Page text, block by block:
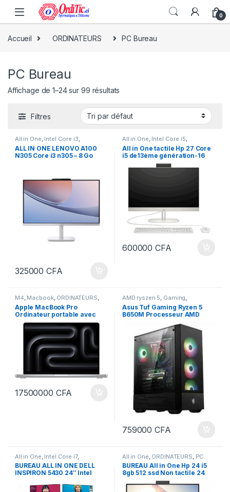
0
Accueil ORDINATEURS PC Bureau
PC Bureau
Affichage de 1–24 sur 99 résultats
Filtres
All in One, Intel Core i3,
ORDINATEURS ,PC Bureau
ALL IN ONE LENOVO A100
N305 Core i3 n305 – 8 Go
325000CFA
All in One, Intel Core i5,
ORDINATEURS ,PC Bureau
All in One tactile Hp 27 Core
i5 de13ème génération-16
Go DDR4 RAM-512 Go SSD-
Ecran Tactile-Couleur 27
600000CFA
M4 Macbook, ORDINATEURS
PC Bureau
Apple MacBook Pro
Ordinateur portable avec
puce M4 Pro, CPU 12 cœurs,
GPU 16 cœurs : Conçu pour
Apple Intelligence, écran
Liquid Retina XDR 14,2″, 24
Go de mémoire unifiée,
17500000 CFA
AMD ryszen 5 Gaming
ORDINATEURS PC Bureau
Asus Tuf Gaming Ryzen 5
B650M Processeur AMD
x6Cœurs 12Processeurs
32GB Ram DDR5, 2Terra SSD
Carte Graphique NVIDIA
GeForce RTX 4060 Ti 8Go
dédiée
759000CFA
All in One Intel Core i7,
ORDINATEURS,PC Bureau
BUREAU ALL IN ONE DELL
INSPIRON 5430 24″ Intel
RAM DDR4 -512 Go SSD-
All in One ORDINATEURS PC
Bureau
BUREAU All in One Hp 24 i5
8gb 512 ssd Non tactile 24
“NOIR/BLANC 13TH